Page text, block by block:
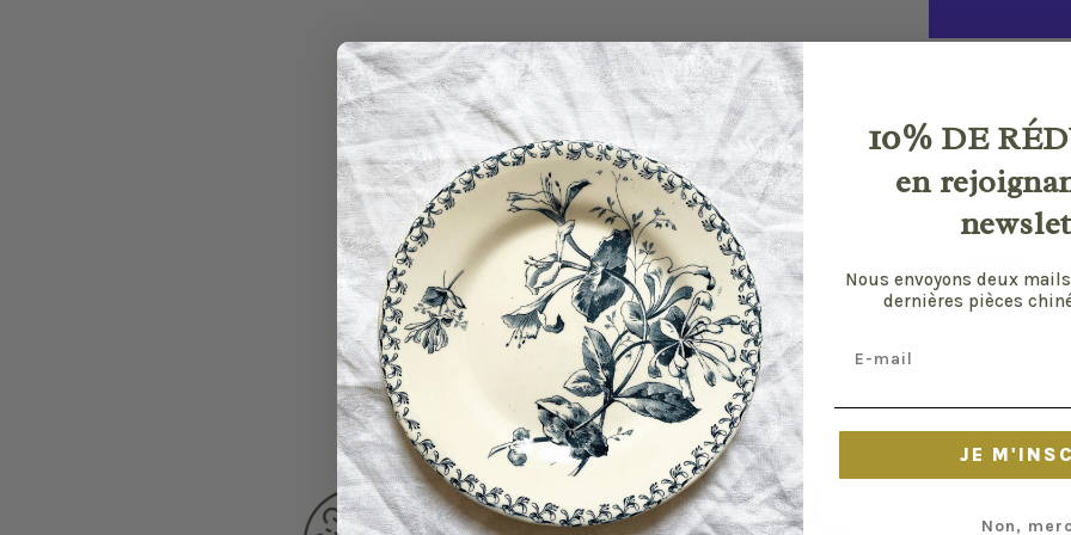
Reims
Service de
Afficher les
10% DE
en
Nous envoyons deux
dernières pièces
JE
Non,